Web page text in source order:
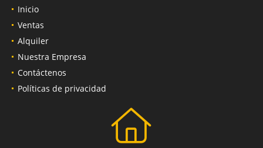
Inicio
Ventas
Alquiler
Nuestra Empresa
Contáctenos
Políticas de privacidad